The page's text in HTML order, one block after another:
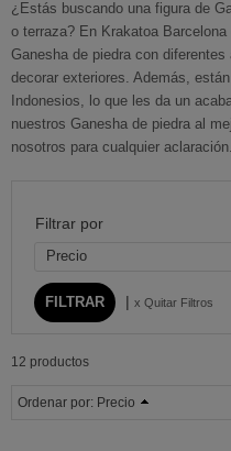
¿Estás buscando una figura de
o terraza? En Krakatoa
Ganesha de piedra con
decorar exteriores. Además,
Indonesios, lo que les da un
nuestros Ganesha de piedra al
nosotros para cualquier aclaración.
Filtrar por
Precio
| x Quitar Filtros
12 productos
Ordenar por: Precio